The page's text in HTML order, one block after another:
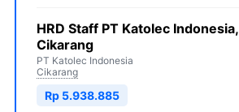
HRD Staff PT Katolec Indonesia,
Cikarang
PT Katolec Indonesia
Cikarang
Rp 5.938.885